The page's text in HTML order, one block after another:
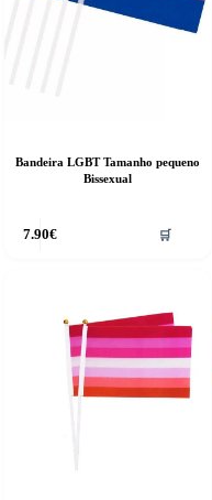
Bandeira LGBT Tamanho pequeno
Bissexual
7.90€ 🛒